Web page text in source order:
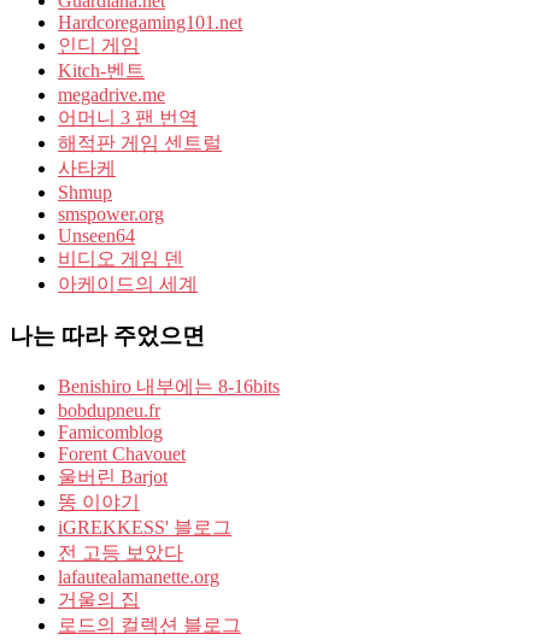
Hardcoregaming101.net
인디 게임
Kitch-벤트
megadrive.me
어머니 3 팬 번역
해적판 게임 센트럴
사타케
Shmup
smspower.org
Unseen64
비디오 게임 덴
아케이드의 세계
나는 따라 주었으면
Benishiro 내부에는 8-16bits
bobdupneu.fr
Famicomblog
Forent Chavouet
울버린 Barjot
똥 이야기
iGREKKESS' 블로그
전 고등 보았다
lafautealamanette.org
거울의 집
로드의 컬렉션 블로그